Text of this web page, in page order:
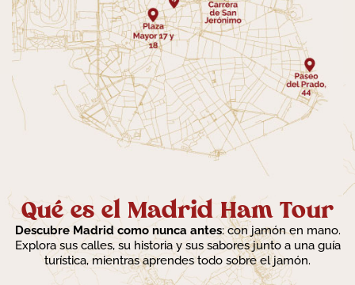
Qué es el Madrid Ham Tour
Descubre Madrid como nunca antes: con jamón en mano.
Explora sus calles, su historia y sus sabores junto a una guía
turística, mientras aprendes todo sobre el jamón.